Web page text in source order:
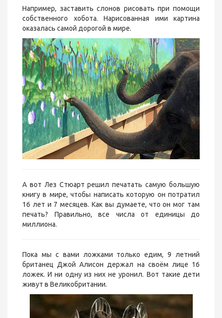
Например, заставить слонов рисовать при помощи
собственного хобота. Нарисованная ими картина
оказалась самой дорогой в мире.
А вот Лез Стюарт решил печатать самую большую
книгу в мире, чтобы написать которую он потратил
16 лет и 7 месяцев. Как вы думаете, что он мог там
печать? Правильно, все числа от единицы до
миллиона.
Пока мы с вами ложками только едим, 9 летний
британец Джой Алисон держал на своём лице 16
ложек. И ни одну из них не уронил. Вот такие дети
живут в Великобритании.